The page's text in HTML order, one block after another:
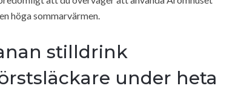
höga sommarvärmen.
stilldrink
under heta